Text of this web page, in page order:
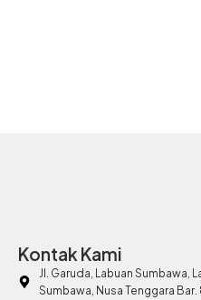
Kontak Kami
Jl. Garuda, Labuan Sumbawa,
Sumbawa, Nusa Tenggara Bar.